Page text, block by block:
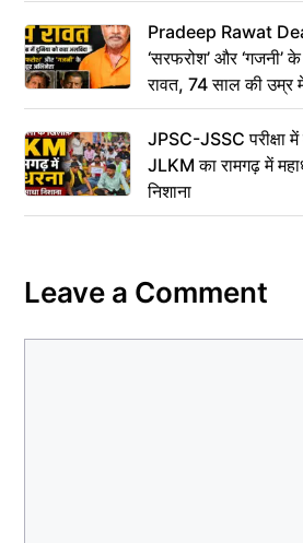
Pradeep Rawat
‘सरफरोश’ और ‘गजनी’
रावत, 74 साल की उम्र
JPSC-JSSC परीक्षा
JLKM का रामगढ़ में
निशाना
Leave a Comment